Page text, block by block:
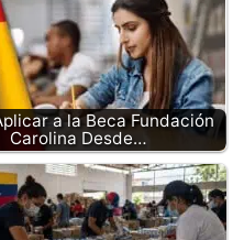
a la Beca Fundación
Carolina Desde…